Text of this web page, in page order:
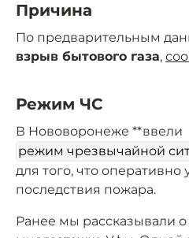
Причина
По предварительным
взрыв бытового газа,
Режим ЧС
В Нововоронеже **ввели
режим чрезвычайной
для того, что оперативно
последствия пожара.
Ранее мы рассказывали о